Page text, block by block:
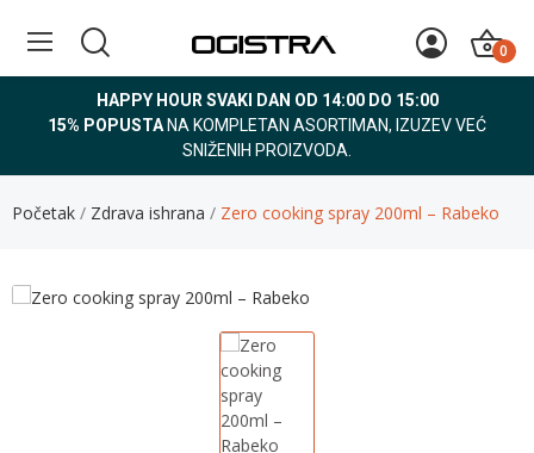
0
HAPPY HOUR SVAKI DAN OD 14:00 DO 15:00
15% POPUSTA NA KOMPLETAN ASORTIMAN, IZUZEV VEĆ
SNIŽENIH PROIZVODA.
Početak Zdrava ishrana Zero cooking spray 200ml – Rabeko